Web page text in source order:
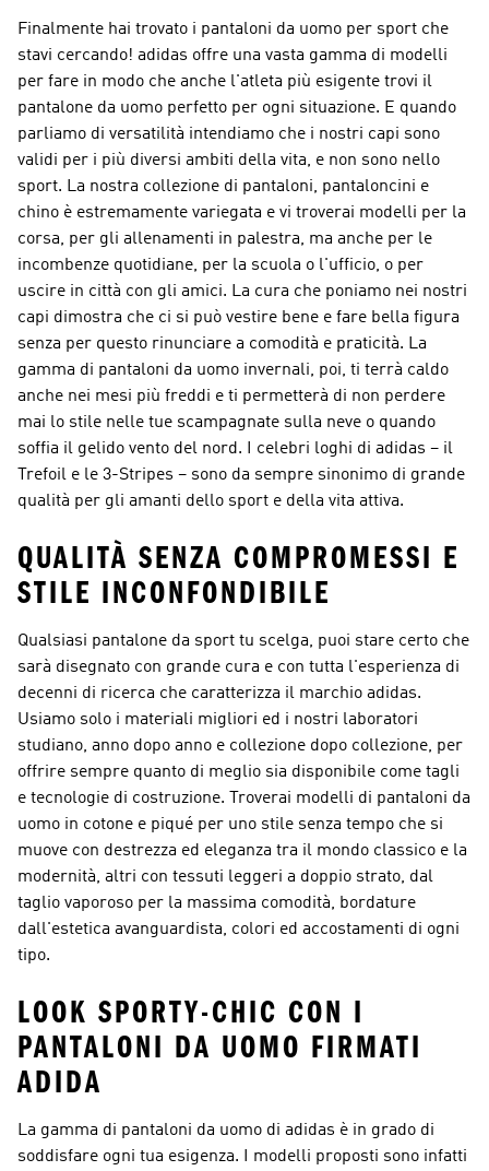
Finalmente hai trovato i pantaloni da uomo per sport che
stavi cercando! adidas offre una vasta gamma di modelli
per fare in modo che anche l'atleta più esigente trovi il
pantalone da uomo perfetto per ogni situazione. E quando
parliamo di versatilità intendiamo che i nostri capi sono
validi per i più diversi ambiti della vita, e non sono nello
sport. La nostra collezione di pantaloni, pantaloncini e
chino è estremamente variegata e vi troverai modelli per la
corsa, per gli allenamenti in palestra, ma anche per le
incombenze quotidiane, per la scuola o l'ufficio, o per
uscire in città con gli amici. La cura che poniamo nei nostri
capi dimostra che ci si può vestire bene e fare bella figura
senza per questo rinunciare a comodità e praticità. La
gamma di pantaloni da uomo invernali, poi, ti terrà caldo
anche nei mesi più freddi e ti permetterà di non perdere
mai lo stile nelle tue scampagnate sulla neve o quando
soffia il gelido vento del nord. I celebri loghi di adidas – il
Trefoil e le 3-Stripes – sono da sempre sinonimo di grande
qualità per gli amanti dello sport e della vita attiva.
QUALITÀ SENZA COMPROMESSI E
STILE INCONFONDIBILE
Qualsiasi pantalone da sport tu scelga, puoi stare certo che
sarà disegnato con grande cura e con tutta l'esperienza di
decenni di ricerca che caratterizza il marchio adidas.
Usiamo solo i materiali migliori ed i nostri laboratori
studiano, anno dopo anno e collezione dopo collezione, per
offrire sempre quanto di meglio sia disponibile come tagli
e tecnologie di costruzione. Troverai modelli di pantaloni da
uomo in cotone e piqué per uno stile senza tempo che si
muove con destrezza ed eleganza tra il mondo classico e la
modernità, altri con tessuti leggeri a doppio strato, dal
taglio vaporoso per la massima comodità, bordature
dall'estetica avanguardista, colori ed accostamenti di ogni
tipo.
LOOK SPORTY-CHIC CON I
PANTALONI DA UOMO FIRMATI
ADIDA
La gamma di pantaloni da uomo di adidas è in grado di
soddisfare ogni tua esigenza. I modelli proposti sono infatti